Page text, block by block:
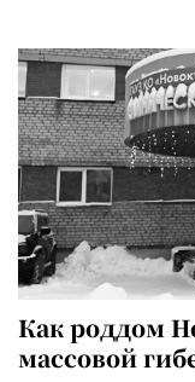
Как роддом
массовой